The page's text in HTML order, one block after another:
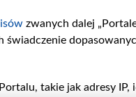
zwanych dalej
takie jak adresy